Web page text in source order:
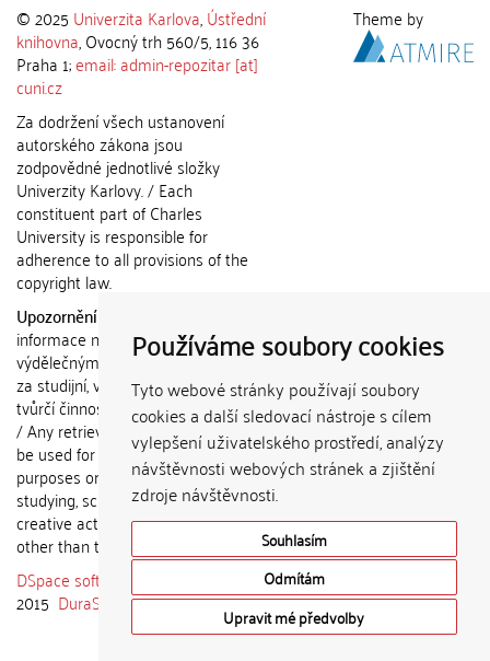
Používáme soubory cookies
Tyto webové stránky používají soubory
cookies a další sledovací nástroje s cílem
vylepšení uživatelského prostředí, analýzy
návštěvnosti webových stránek a zjištění
zdroje návštěvnosti.
Souhlasím
Odmítám
Upravit mé předvolby
© 2025 Univerzita Karlova,Ústřední
knihovna, Ovocný trh 560/5, 116 36
Praha 1;email: admin-repozitar [at]
cuni.cz
Za dodržení všech ustanovení
autorského zákona jsou
zodpovědné jednotlivé složky
Univerzity Karlovy. / Each
constituent part of Charles
University is responsible for
adherence to all provisions of the
copyright law.
Upozornění / Notice:
informace nemohou být použity k
výdělečným účelům nebo vydávány
za studijní, vědeckou nebo jinou
tvůrčí činnost jiné osoby než autora.
/ Any retrieved information shall not
be used for any commercial
purposes or claimed as results of
studying, scientific or any other
creative activities of any person
other than the author.
DSpace software
copyright © 2002-
2015 DuraSpace
Theme by